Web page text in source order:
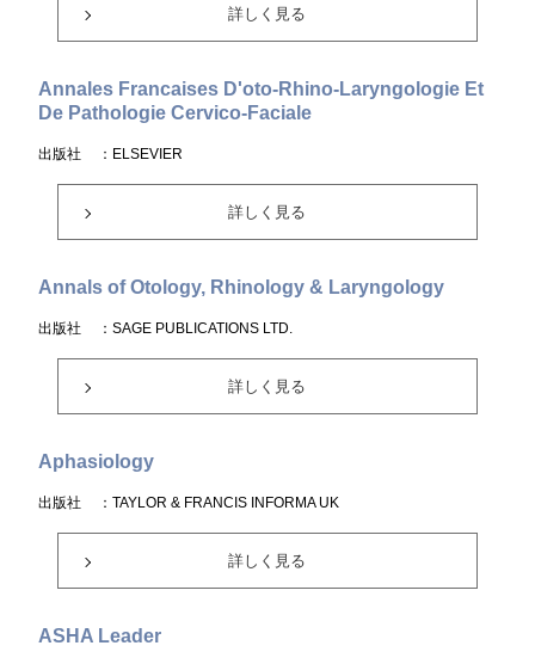
詳しく見る
Annales Francaises D'oto-Rhino-Laryngologie Et
De Pathologie Cervico-Faciale
出版社 ：ELSEVIER
詳しく見る
Annals of Otology, Rhinology & Laryngology
出版社 ：SAGE PUBLICATIONS LTD.
詳しく見る
Aphasiology
出版社 ：TAYLOR & FRANCIS INFORMA UK
詳しく見る
ASHA Leader